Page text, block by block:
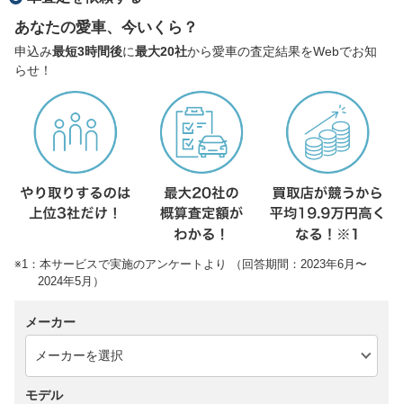
あなたの愛車、今いくら？
申込み最短3時間後に最大20社から愛車の査定結果をWebでお知
らせ！
※1：本サービスで実施のアンケートより （回答期間：2023年6月〜
2024年5月）
メーカー
モデル